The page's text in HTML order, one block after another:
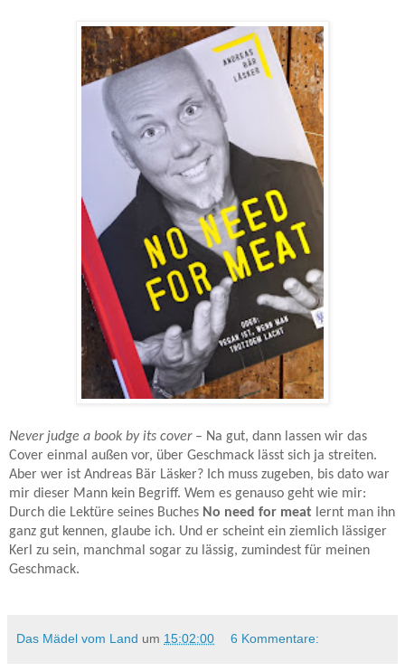
Never judge a book by its cover– Na gut, dann lassen wir das
Cover einmal außen vor, über Geschmack lässt sich ja streiten.
Aber wer ist Andreas Bär Läsker? Ich muss zugeben, bis dato war
mir dieser Mann kein Begriff. Wem es genauso geht wie mir:
Durch die Lektüre seines Buches No need for meat lernt man ihn
ganz gut kennen, glaube ich. Und er scheint ein ziemlich lässiger
Kerl zu sein, manchmal sogar zu lässig, zumindest für meinen
Geschmack.
Das Mädel vom Land um 15:02:00 6 Kommentare: